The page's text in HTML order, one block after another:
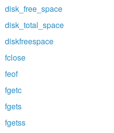
disk_free_space
disk_total_space
diskfreespace
fclose
feof
fgetc
fgets
fgetss